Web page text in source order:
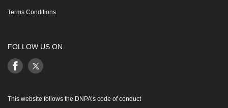
Terms Conditions
FOLLOW US ON
This website follows the DNPA’s code of conduct